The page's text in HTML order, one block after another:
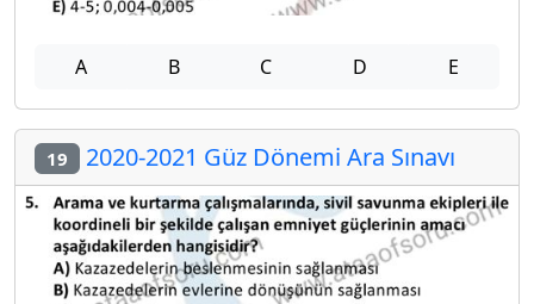
A B C D E
19 2020-2021 Güz Dönemi Ara Sınavı